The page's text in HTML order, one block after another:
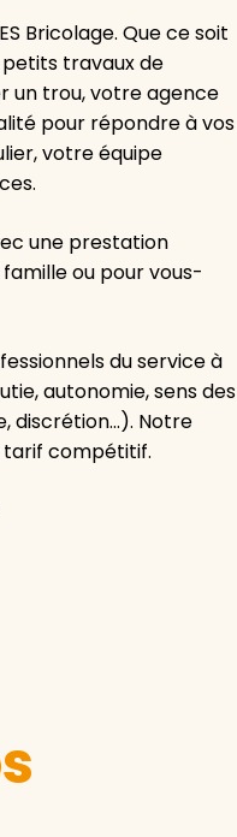
Bricolage. Que ce soit
travaux de
un trou, votre agence
pour répondre à vos
votre équipe
une prestation
ou pour vous-
du service à
autonomie, sens des
discrétion…). Notre
tarif compétitif.